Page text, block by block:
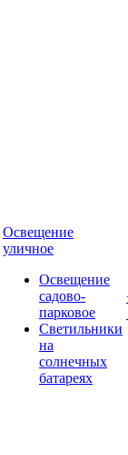
Освещение
уличное
Освещение
садово-
парковое
Светильники
на
солнечных
батареях